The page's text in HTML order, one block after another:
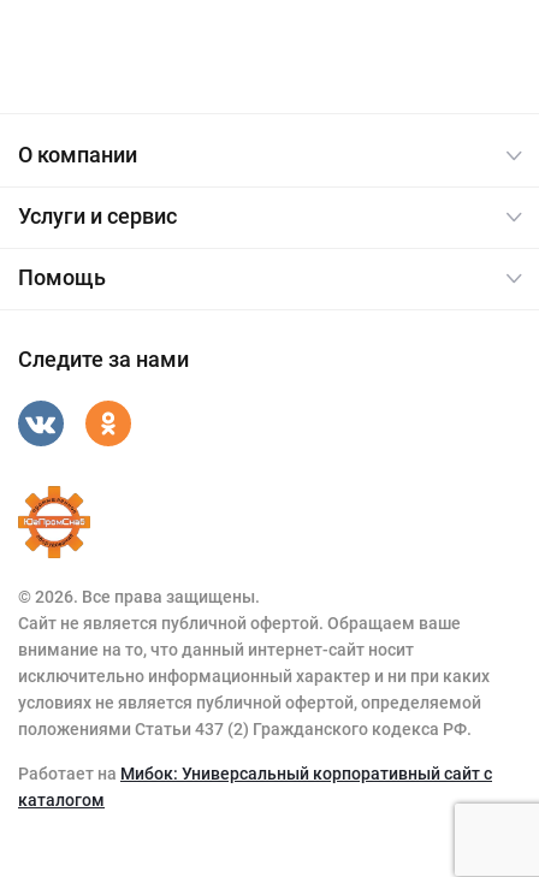
О компании
Услуги и сервис
Помощь
Следите за нами
© 2026. Все права защищены.
Сайт не является публичной офертой. Обращаем ваше
внимание на то, что данный интернет-сайт носит
исключительно информационный характер и ни при каких
условиях не является публичной офертой, определяемой
положениями Статьи 437 (2) Гражданского кодекса РФ.
Работает на Мибок: Универсальный корпоративный сайт с
каталогом